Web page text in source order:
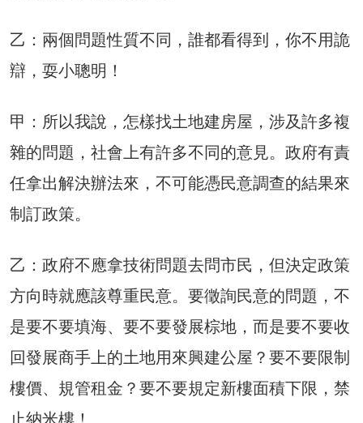
乙：兩個問題性質不同，誰都看得到，你不用詭
辯，耍小聰明！
甲：所以我說，怎樣找土地建房屋，涉及許多複
雜的問題，社會上有許多不同的意見。政府有責
任拿出解決辦法來，不可能憑民意調查的結果來
制訂政策。
乙：政府不應拿技術問題去問市民，但決定政策
方向時就應該尊重民意。要徵詢民意的問題，不
是要不要填海、要不要發展棕地，而是要不要收
回發展商手上的土地用來興建公屋？要不要限制
樓價、規管租金？要不要規定新樓面積下限，禁
止納米樓！